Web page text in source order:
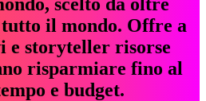
il mondo. Offre a
e storyteller risorse
risparmiare fino al
e budget.